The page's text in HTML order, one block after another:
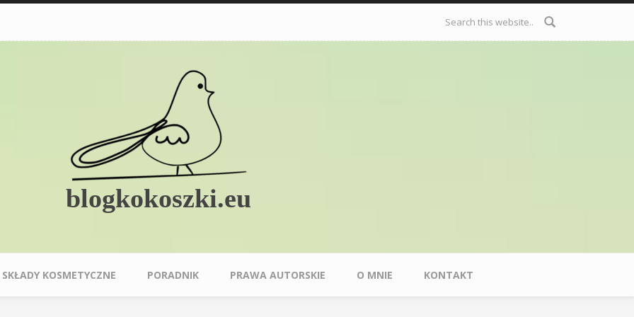
Formularz
wyszukiwania
blogkokoszki.eu
SKŁADY KOSMETYCZNE PORADNIK PRAWA AUTORSKIE O MNIE KONTAKT